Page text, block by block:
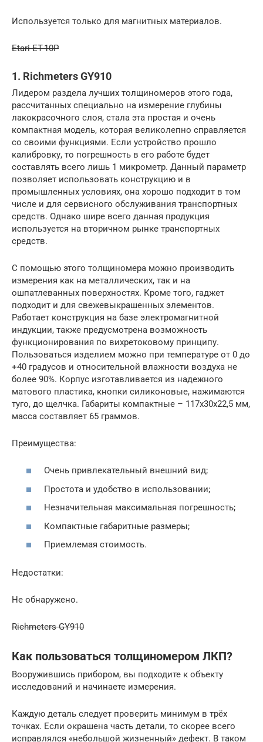
Используется только для магнитных материалов.
Etari ET-10P
1. Richmeters GY910
Лидером раздела лучших толщиномеров этого года,
рассчитанных специально на измерение глубины
лакокрасочного слоя, стала эта простая и очень
компактная модель, которая великолепно справляется
со своими функциями. Если устройство прошло
калибровку, то погрешность в его работе будет
составлять всего лишь 1 микрометр. Данный параметр
позволяет использовать конструкцию и в
промышленных условиях, она хорошо подходит в том
числе и для сервисного обслуживания транспортных
средств. Однако шире всего данная продукция
используется на вторичном рынке транспортных
средств.
С помощью этого толщиномера можно производить
измерения как на металлических, так и на
ошпатлеванных поверхностях. Кроме того, гаджет
подходит и для свежевыкрашенных элементов.
Работает конструкция на базе электромагнитной
индукции, также предусмотрена возможность
функционирования по вихретоковому принципу.
Пользоваться изделием можно при температуре от 0 до
+40 градусов и относительной влажности воздуха не
более 90%. Корпус изготавливается из надежного
матового пластика, кнопки силиконовые, нажимаются
туго, до щелчка. Габариты компактные – 117х30х22,5 мм,
масса составляет 65 граммов.
Преимущества:
Очень привлекательный внешний вид;
Простота и удобство в использовании;
Незначительная максимальная погрешность;
Компактные габаритные размеры;
Приемлемая стоимость.
Недостатки:
Не обнаружено.
Richmeters GY910
Как пользоваться толщиномером ЛКП?
Вооружившись прибором, вы подходите к объекту
исследований и начинаете измерения.
Каждую деталь следует проверить минимум в трёх
точках. Если окрашена часть детали, то скорее всего
исправлялся «небольшой жизненный» дефект. В таком